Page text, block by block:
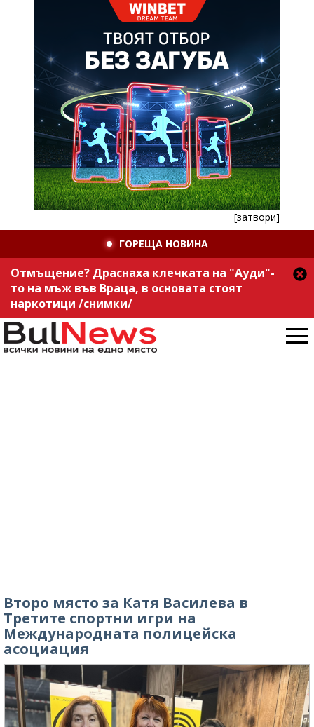
[затвори]
ГОРЕЩА НОВИНА
Отмъщение? Драснаха клечката на "Ауди"-
то на мъж във Враца, в основата стоят
наркотици /снимки/
Второ място за Катя Василева в
Третите спортни игри на
Международната полицейска
асоциация